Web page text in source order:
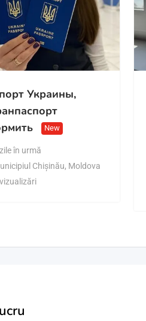
Украины,
New
în urmă
Chișinău, Moldova